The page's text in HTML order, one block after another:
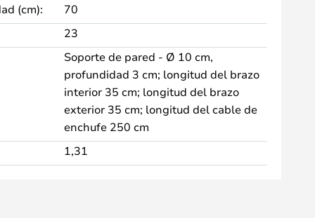
(cm):
70
23
Soporte de pared - Ø 10 cm,
profundidad 3 cm; longitud del brazo
interior 35 cm; longitud del brazo
exterior 35 cm; longitud del cable de
enchufe 250 cm
1,31